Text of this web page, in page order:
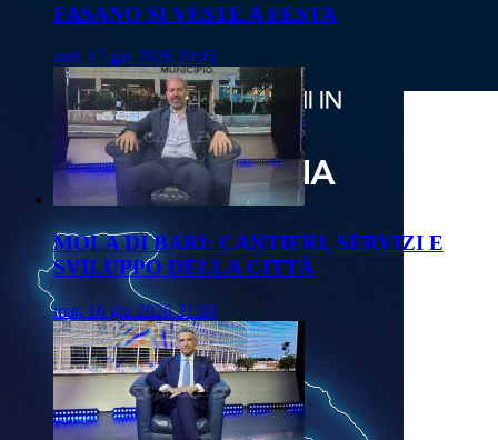
FASANO SI VESTE A FESTA
mer, 17 giu 2026 20:45
MOLA DI BARI: CANTIERI, SERVIZI E
SVILUPPO DELLA CITTÀ
mar, 16 giu 2026 21:00